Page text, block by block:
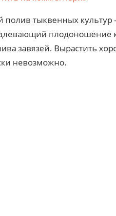
тыквенных
завязей. Вырастить
невозможно.